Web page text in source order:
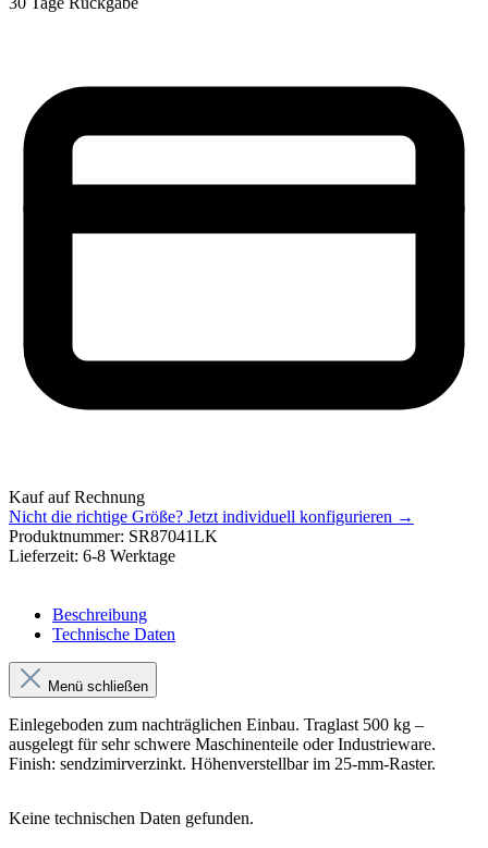
Kauf auf Rechnung
Nicht die richtige Größe? Jetzt individuell konfigurieren →
Produktnummer: SR87041LK
Lieferzeit: 6-8 Werktage
Beschreibung
Technische Daten
Menü schließen
Einlegeboden zum nachträglichen Einbau. Traglast 500 kg –
ausgelegt für sehr schwere Maschinenteile oder Industrieware.
Finish: sendzimirverzinkt. Höhenverstellbar im 25-mm-Raster.
Keine technischen Daten gefunden.